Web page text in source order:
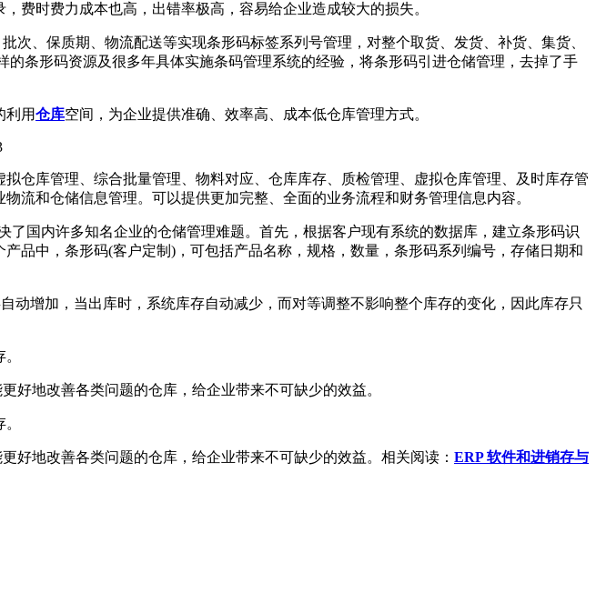
时费力成本也高，出错率极高，容易给企业造成较大的损失。
、保质期、物流配送等实现条形码标签系列号管理，对整个取货、发货、补货、集货、
条形码资源及很多年具体实施条码管理系统的经验，将条形码引进仓储管理，去掉了手
用仓库空间，为企业提供准确、效率高、成本低仓库管理方式。
库管理、综合批量管理、物料对应、仓库库存、质检管理、虚拟仓库管理、及时库存管
流和仓储信息管理。可以提供更加完整、全面的业务流程和财务管理信息内容。
国内许多知名企业的仓储管理难题。首先，根据客户现有系统的数据库，建立条形码识
品中，条形码(客户定制)，可包括产品名称，规格，数量，条形码系列编号，存储日期和
增加，当出库时，系统库存自动减少，而对等调整不影响整个库存的变化，因此库存只
地改善各类问题的仓库，给企业带来不可缺少的效益。
地改善各类问题的仓库，给企业带来不可缺少的效益。相关阅读： ERP 软件和进销存与